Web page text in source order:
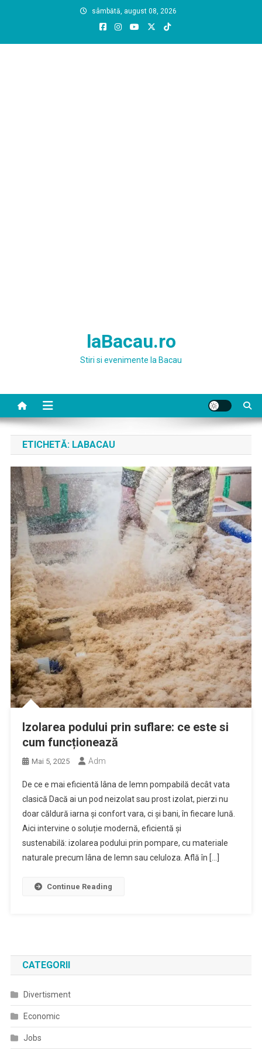
sâmbătă, august 08, 2026
laBacau.ro
Stiri si evenimente la Bacau
ETICHETĂ: LABACAU
Izolarea podului prin suflare: ce este si
cum funcționează
Mai 5, 2025 Adm
De ce e mai eficientă lâna de lemn pompabilă decât vata
clasică Dacă ai un pod neizolat sau prost izolat, pierzi nu
doar căldură iarna și confort vara, ci și bani, în fiecare lună.
Aici intervine o soluție modernă, eficientă și
sustenabilă: izolarea podului prin pompare, cu materiale
naturale precum lâna de lemn sau celuloza. Află în […]
Continue Reading
CATEGORII
Divertisment
Economic
Jobs